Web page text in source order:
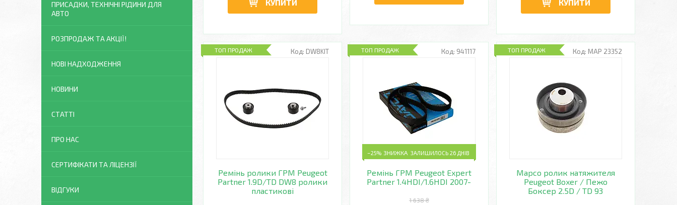
КУПИТИ КУПИТИ
DW8KIT
ТОП ПРОДАЖ
Ремінь ролики ГРМ Peugeot
Partner 1.9D/TD DW8 ролики
пластикові
941117
ТОП ПРОДАЖ
–25% ЗАЛИШИЛОСЬ 26 ДНІВ
Ремінь ГРМ Peugeot Expert
Partner 1.4HDI/1.6HDI 2007-
1 638 ₴
MAP 23352
ТОП ПРОДАЖ
Mapco ролик натяжителя
Peugeot Boxer / Пежо
Боксер 2.5D / TD 93
ПРИСАДКИ, ТЕХНІЧНІ РІДИНИ ДЛЯ
АВТО
РОЗПРОДАЖ ТА АКЦІЇ!
НОВІ НАДХОДЖЕННЯ
НОВИНИ
СТАТТІ
ПРО НАС
СЕРТИФІКАТИ ТА ЛІЦЕНЗІЇ
ВІДГУКИ